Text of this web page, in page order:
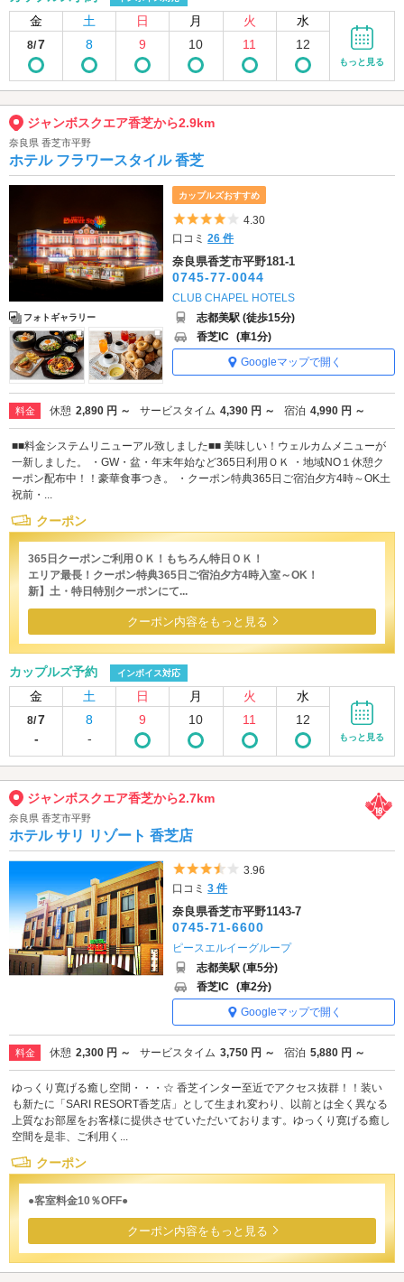
金 土 日 月 火 水
8/7 8 9 10 11 12
もっと見る
ジャンボスクエア香芝から2.9km
奈良県 香芝市平野
ホテル フラワースタイル 香芝
フォトギャラリー
カップルズおすすめ
5つ星のうち4
4.30
口コミ26 件
奈良県香芝市平野181-1
0745-77-0044
CLUB CHAPEL HOTELS
志都美駅 (徒歩15分)
香芝IC (車1分)
Googleマップで開く
料金 休憩 2,890 円 ～ サービスタイム 4,390 円 ～ 宿泊 4,990 円 ～
■■料金システムリニューアル致しました■■ 美味しい！ウェルカムメニューが
一新しました。 ・GW・盆・年末年始など365日利用ＯＫ ・地域NO１休憩ク
ーポン配布中！！豪華食事つき。 ・クーポン特典365日ご宿泊夕方4時～OK土
祝前・...
クーポン
365日クーポンご利用ＯＫ！もちろん特日ＯＫ！
エリア最長！クーポン特典365日ご宿泊夕方4時入室～OK！
新】土・特日特別クーポンにて...
クーポン内容をもっと見る
カップルズ予約 インボイス対応
金 土 日 月 火 水
8/7
-
8
-
9 10 11 12
もっと見る
ジャンボスクエア香芝から2.7km
奈良県 香芝市平野
ホテル サリ リゾート 香芝店
5つ星のうち3.5
3.96
口コミ3 件
奈良県香芝市平野1143-7
0745-71-6600
ピースエルイーグループ
志都美駅 (車5分)
香芝IC (車2分)
Googleマップで開く
料金 休憩 2,300 円 ～ サービスタイム 3,750 円 ～ 宿泊 5,880 円 ～
ゆっくり寛げる癒し空間・・・☆ 香芝インター至近でアクセス抜群！！装い
も新たに「SARI RESORT香芝店」として生まれ変わり、以前とは全く異なる
上質なお部屋をお客様に提供させていただいております。ゆっくり寛げる癒し
空間を是非、ご利用く...
クーポン
●客室料金10％OFF●
クーポン内容をもっと見る